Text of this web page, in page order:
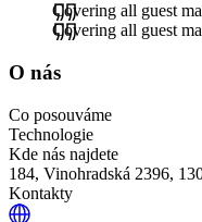
Covering all guest
Covering all guest
O nás
Co posouváme
Technologie
Kde nás najdete
184, Vinohradská 2396,
Kontakty